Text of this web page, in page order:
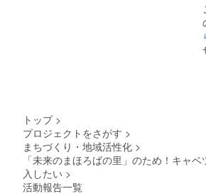
トップ >
プロジェクトをさがす >
まちづくり・地域活性化 >
「未来のまほろばの里」のため！キャ
入したい >
活動報告一覧